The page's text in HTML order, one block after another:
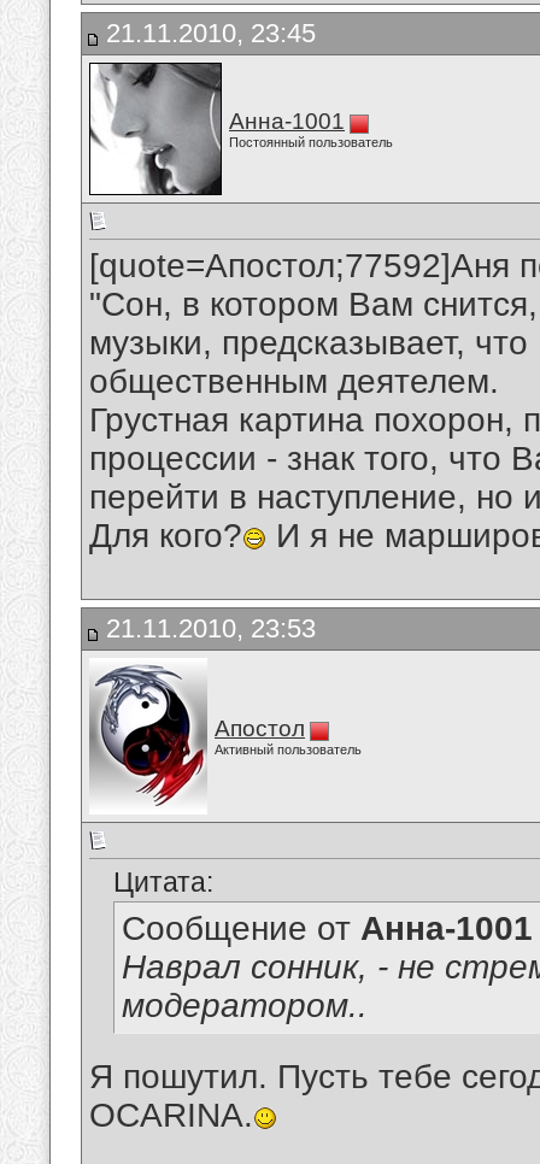
21.11.2010, 23:45
Анна-1001
Постоянный пользователь
[quote=Апостол;77592]Аня
"Сон, в котором Вам
музыки, предсказывает,
общественным деятелем.
Грустная картина похорон,
процессии - знак того, что
перейти в наступление, но
Для кого?
И я не
21.11.2010, 23:53
Апостол
Активный пользователь
Цитата:
Сообщение от Анна-1001
Наврал сонник, - не
модератором..
Я пошутил. Пусть тебе
OCARINA.